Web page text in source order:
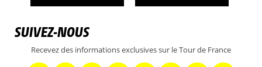
SUIVEZ-NOUS
Recevez des informations exclusives sur le Tour de France